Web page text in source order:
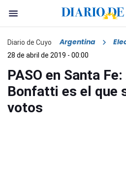
Diario de Cuyo Argentina
28 de abril de 2019 - 00:00
PASO en Santa
Bonfatti es el que
votos